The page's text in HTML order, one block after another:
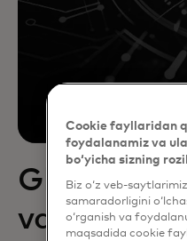
Global
va
Cookie fayllaridan
foydalanamiz va
bo‘yicha sizning
Biz o‘z veb-
samaradorligini
o‘rganish va
maqsadida cookie